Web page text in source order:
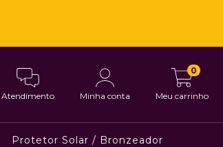
Atendimento Minha conta Meu carrinho
0
Protetor Solar / Bronzeador